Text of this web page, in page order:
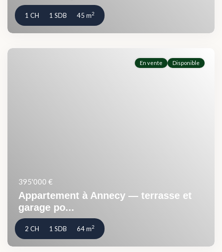
1 CH 1 SDB 45 m2
En vente Disponible
395'000 €
Appartement à Annecy — terrasse et
garage po...
2 CH 1 SDB 64 m2